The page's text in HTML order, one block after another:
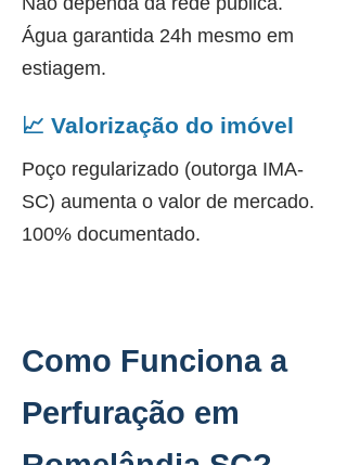
Água garantida 24h mesmo em
estiagem.
📈 Valorização do imóvel
Poço regularizado (outorga IMA-
SC) aumenta o valor de mercado.
100% documentado.
Como Funciona a
Perfuração em